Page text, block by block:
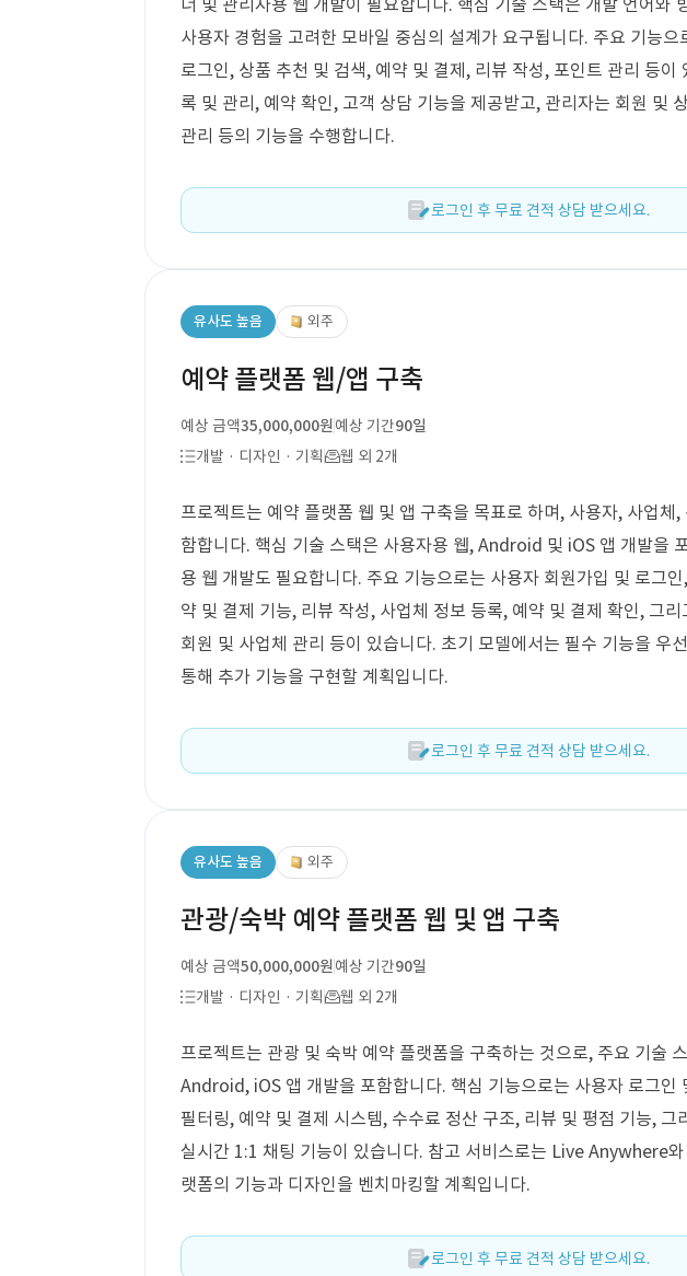
너 및 관리자용 웹 개발이 필요합니다. 핵심 기술 스택은 개발 언어와
사용자 경험을 고려한 모바일 중심의 설계가 요구됩니다. 주요 기능으
로그인, 상품 추천 및 검색, 예약 및 결제, 리뷰 작성, 포인트 관리 등이
록 및 관리, 예약 확인, 고객 상담 기능을 제공받고, 관리자는 회원 및
관리 등의 기능을 수행합니다.
로그인 후 무료 견적 상담 받으세요.
유사도 높음 외주
예약 플랫폼 웹/앱 구축
예상 금액35,000,000원예상 기간90일
개발 · 디자인 · 기획
웹 외 2개
프로젝트는 예약 플랫폼 웹 및 앱 구축을 목표로 하며, 사용자, 사업체
함합니다. 핵심 기술 스택은 사용자용 웹, Android 및 iOS 앱 개발을
용 웹 개발도 필요합니다. 주요 기능으로는 사용자 회원가입 및 로그
약 및 결제 기능, 리뷰 작성, 사업체 정보 등록, 예약 및 결제 확인, 그리
회원 및 사업체 관리 등이 있습니다. 초기 모델에서는 필수 기능을 우
통해 추가 기능을 구현할 계획입니다.
로그인 후 무료 견적 상담 받으세요.
유사도 높음 외주
관광/숙박 예약 플랫폼 웹 및 앱 구축
예상 금액50,000,000원예상 기간90일
개발 · 디자인 · 기획
웹 외 2개
프로젝트는 관광 및 숙박 예약 플랫폼을 구축하는 것으로, 주요 기술
Android, iOS 앱 개발을 포함합니다. 핵심 기능으로는 사용자 로그인
필터링, 예약 및 결제 시스템, 수수료 정산 구조, 리뷰 및 평점 기능, 그
실시간 1:1 채팅 기능이 있습니다. 참고 서비스로는 Live Anywhere
랫폼의 기능과 디자인을 벤치마킹할 계획입니다.
로그인 후 무료 견적 상담 받으세요.